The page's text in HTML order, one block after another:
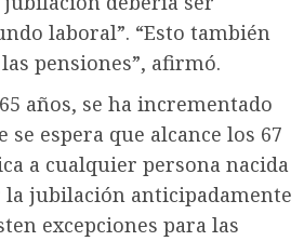
laboral”. “Esto también
pensiones”, afirmó.
años, se ha incrementado
espera que alcance los 67
a cualquier persona nacida
la jubilación anticipadamente
excepciones para las